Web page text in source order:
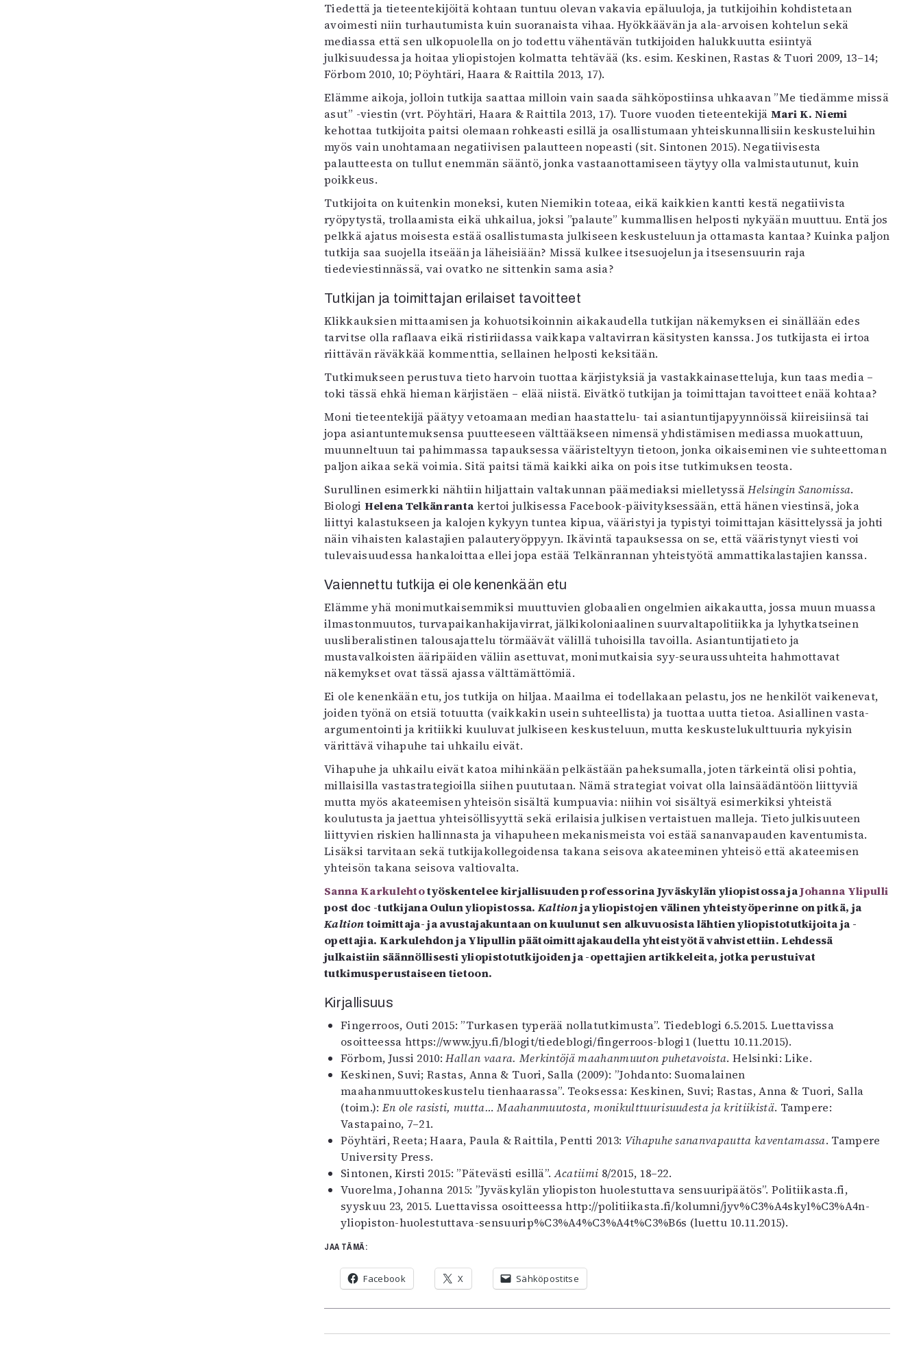
Tiedettä ja tieteentekijöitä kohtaan tuntuu olevan vakavia epäluuloja, ja tutkijoihin kohdistetaan
avoimesti niin turhautumista kuin suoranaista vihaa. Hyökkäävän ja ala-arvoisen kohtelun sekä
mediassa että sen ulkopuolella on jo todettu vähentävän tutkijoiden halukkuutta esiintyä
julkisuudessa ja hoitaa yliopistojen kolmatta tehtävää (ks. esim. Keskinen, Rastas & Tuori 2009, 13–14;
Förbom 2010, 10; Pöyhtäri, Haara & Raittila 2013, 17).
Elämme aikoja, jolloin tutkija saattaa milloin vain saada sähköpostiinsa uhkaavan ”Me tiedämme missä
asut” -viestin (vrt. Pöyhtäri, Haara & Raittila 2013, 17). Tuore vuoden tieteentekijä Mari K. Niemi
kehottaa tutkijoita paitsi olemaan rohkeasti esillä ja osallistumaan yhteiskunnallisiin keskusteluihin
myös vain unohtamaan negatiivisen palautteen nopeasti (sit. Sintonen 2015). Negatiivisesta
palautteesta on tullut enemmän sääntö, jonka vastaanottamiseen täytyy olla valmistautunut, kuin
poikkeus.
Tutkijoita on kuitenkin moneksi, kuten Niemikin toteaa, eikä kaikkien kantti kestä negatiivista
ryöpytystä, trollaamista eikä uhkailua, joksi ”palaute” kummallisen helposti nykyään muuttuu. Entä jos
pelkkä ajatus moisesta estää osallistumasta julkiseen keskusteluun ja ottamasta kantaa? Kuinka paljon
tutkija saa suojella itseään ja läheisiään? Missä kulkee itsesuojelun ja itsesensuurin raja
tiedeviestinnässä, vai ovatko ne sittenkin sama asia?
Tutkijan ja toimittajan erilaiset tavoitteet
Klikkauksien mittaamisen ja kohuotsikoinnin aikakaudella tutkijan näkemyksen ei sinällään edes
tarvitse olla raflaava eikä ristiriidassa vaikkapa valtavirran käsitysten kanssa. Jos tutkijasta ei irtoa
riittävän räväkkää kommenttia, sellainen helposti keksitään.
Tutkimukseen perustuva tieto harvoin tuottaa kärjistyksiä ja vastakkainasetteluja, kun taas media –
toki tässä ehkä hieman kärjistäen – elää niistä. Eivätkö tutkijan ja toimittajan tavoitteet enää kohtaa?
Moni tieteentekijä päätyy vetoamaan median haastattelu- tai asiantuntijapyynnöissä kiireisiinsä tai
jopa asiantuntemuksensa puutteeseen välttääkseen nimensä yhdistämisen mediassa muokattuun,
muunneltuun tai pahimmassa tapauksessa vääristeltyyn tietoon, jonka oikaiseminen vie suhteettoman
paljon aikaa sekä voimia. Sitä paitsi tämä kaikki aika on pois itse tutkimuksen teosta.
Surullinen esimerkki nähtiin hiljattain valtakunnan päämediaksi mielletyssäHelsingin Sanomissa.
Biologi Helena Telkänranta kertoi julkisessa Facebook-päivityksessään, että hänen viestinsä, joka
liittyi kalastukseen ja kalojen kykyyn tuntea kipua, vääristyi ja typistyi toimittajan käsittelyssä ja johti
näin vihaisten kalastajien palauteryöppyyn. Ikävintä tapauksessa on se, että vääristynyt viesti voi
tulevaisuudessa hankaloittaa ellei jopa estää Telkänrannan yhteistyötä ammattikalastajien kanssa.
Vaiennettu tutkija ei ole kenenkään etu
Elämme yhä monimutkaisemmiksi muuttuvien globaalien ongelmien aikakautta, jossa muun muassa
ilmastonmuutos, turvapaikanhakijavirrat, jälkikoloniaalinen suurvaltapolitiikka ja lyhytkatseinen
uusliberalistinen talousajattelu törmäävät välillä tuhoisilla tavoilla. Asiantuntijatieto ja
mustavalkoisten ääripäiden väliin asettuvat, monimutkaisia syy-seuraussuhteita hahmottavat
näkemykset ovat tässä ajassa välttämättömiä.
Ei ole kenenkään etu, jos tutkija on hiljaa. Maailma ei todellakaan pelastu, jos ne henkilöt vaikenevat,
joiden työnä on etsiä totuutta (vaikkakin usein suhteellista) ja tuottaa uutta tietoa. Asiallinen vasta-
argumentointi ja kritiikki kuuluvat julkiseen keskusteluun, mutta keskustelukulttuuria nykyisin
värittävä vihapuhe tai uhkailu eivät.
Vihapuhe ja uhkailu eivät katoa mihinkään pelkästään paheksumalla, joten tärkeintä olisi pohtia,
millaisilla vastastrategioilla siihen puututaan. Nämä strategiat voivat olla lainsäädäntöön liittyviä
mutta myös akateemisen yhteisön sisältä kumpuavia: niihin voi sisältyä esimerkiksi yhteistä
koulutusta ja jaettua yhteisöllisyyttä sekä erilaisia julkisen vertaistuen malleja. Tieto julkisuuteen
liittyvien riskien hallinnasta ja vihapuheen mekanismeista voi estää sananvapauden kaventumista.
Lisäksi tarvitaan sekä tutkijakollegoidensa takana seisova akateeminen yhteisö että akateemisen
yhteisön takana seisova valtiovalta.
Sanna Karkulehtotyöskentelee kirjallisuuden professorina Jyväskylän yliopistossa jaJohanna Ylipulli
post doc -tutkijana Oulun yliopistossa.Kaltionja yliopistojen välinen yhteistyöperinne on pitkä, ja
Kaltiontoimittaja- ja avustajakuntaan on kuulunut sen alkuvuosista lähtien yliopistotutkijoita ja -
opettajia. Karkulehdon ja Ylipullin päätoimittajakaudella yhteistyötä vahvistettiin. Lehdessä
julkaistiin säännöllisesti yliopistotutkijoiden ja -opettajien artikkeleita, jotka perustuivat
tutkimusperustaiseen tietoon.
Kirjallisuus
Fingerroos, Outi 2015: ”Turkasen typerää nollatutkimusta”. Tiedeblogi 6.5.2015. Luettavissa
osoitteessa https://www.jyu.fi/blogit/tiedeblogi/fingerroos-blogi1 (luettu 10.11.2015).
Förbom, Jussi 2010:Hallan vaara. Merkintöjä maahanmuuton puhetavoista. Helsinki: Like.
Keskinen, Suvi; Rastas, Anna & Tuori, Salla (2009): ”Johdanto: Suomalainen
maahanmuuttokeskustelu tienhaarassa”. Teoksessa: Keskinen, Suvi; Rastas, Anna & Tuori, Salla
(toim.): En ole rasisti, mutta… Maahanmuutosta, monikulttuurisuudesta ja kritiikistä. Tampere:
Vastapaino, 7–21.
Pöyhtäri, Reeta; Haara, Paula & Raittila, Pentti 2013: Vihapuhe sananvapautta kaventamassa. Tampere
University Press.
Sintonen, Kirsti 2015: ”Pätevästi esillä”.Acatiimi 8/2015, 18–22.
Vuorelma, Johanna 2015: ”Jyväskylän yliopiston huolestuttava sensuuripäätös”. Politiikasta.fi,
syyskuu 23, 2015. Luettavissa osoitteessa http://politiikasta.fi/kolumni/jyv%C3%A4skyl%C3%A4n-
yliopiston-huolestuttava-sensuurip%C3%A4%C3%A4t%C3%B6s (luettu 10.11.2015).
JAA TÄMÄ:
Facebook X Sähköpostitse